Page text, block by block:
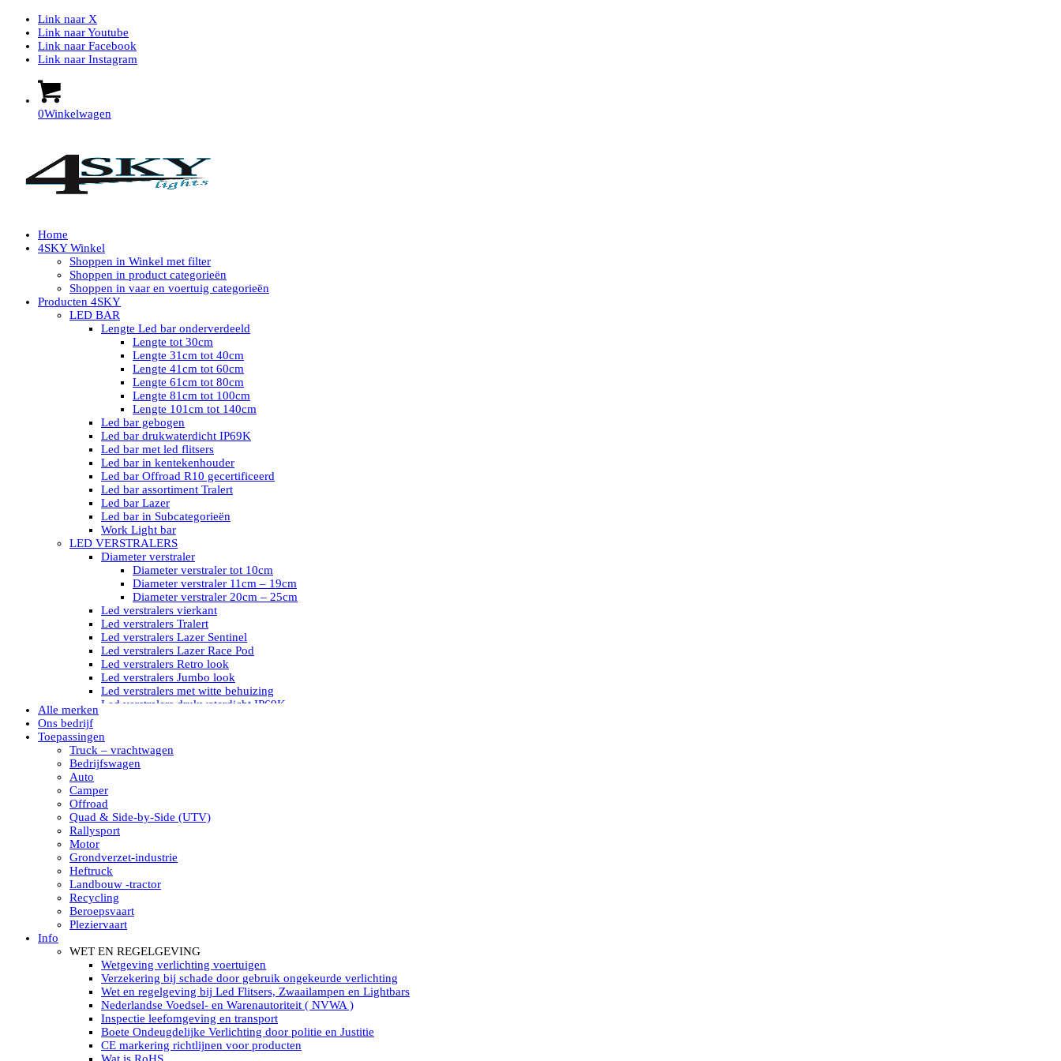
Link naar X
Link naar Youtube
Link naar Facebook
Link naar Instagram
0Winkelwagen
Home
4SKY Winkel
Shoppen in Winkel met filter
Shoppen in product categorieën
Shoppen in vaar en voertuig categorieën
Producten 4SKY
LED BAR
Lengte Led bar onderverdeeld
Lengte tot 30cm
Lengte 31cm tot 40cm
Lengte 41cm tot 60cm
Lengte 61cm tot 80cm
Lengte 81cm tot 100cm
Lengte 101cm tot 140cm
Led bar gebogen
Led bar drukwaterdicht IP69K
Led bar met led flitsers
Led bar in kentekenhouder
Led bar Offroad R10 gecertificeerd
Led bar assortiment Tralert
Led bar Lazer
Led bar in Subcategorieën
Work Light bar
LED VERSTRALERS
Diameter verstraler
Diameter verstraler tot 10cm
Diameter verstraler 11cm – 19cm
Diameter verstraler 20cm – 25cm
Led verstralers vierkant
Led verstralers Tralert
Led verstralers Lazer Sentinel
Led verstralers Lazer Race Pod
Led verstralers Retro look
Led verstralers Jumbo look
Led verstralers met witte behuizing
Led verstralers drukwaterdicht IP69K
LED WERKLAMPEN
Model werklamp
Led werklamp vierkant
Led werklamp ovaal
Led werklamp kleur wit
Combinatie LED werklampen
Led achteruitrijverlichting
Led onderbouw achteruitrijlamp
Led werklamp industrieel
Led veiligheidsverlichting
Led werklamp tractor
Led werklamp ADR
Led werklamp drukwaterdicht IP69K
Led werklampen assortiment Tralert
Led breedstralers Lazer
Led werklampen in Subcategorieën
LED WERKVERLICHTING
LED’s work werklamp met accu
LED’s work werklamp portable 220V
LED’s work werklamp Hybride
Led lichtslang 220 Volt
LED’s work werklamp met statief 220V
Alle merken
Ons bedrijf
Toepassingen
Truck – vrachtwagen
Bedrijfswagen
Auto
Camper
Offroad
Quad & Side-by-Side (UTV)
Rallysport
Motor
Grondverzet-industrie
Heftruck
Landbouw -tractor
Recycling
Beroepsvaart
Pleziervaart
Info
WET EN REGELGEVING
Wetgeving verlichting voertuigen
Verzekering bij schade door gebruik ongekeurde verlichting
Wet en regelgeving bij Led Flitsers, Zwaailampen en Lightbars
Nederlandse Voedsel- en Warenautoriteit ( NVWA )
Inspectie leefomgeving en transport
Boete Ondeugdelijke Verlichting door politie en Justitie
CE markering richtlijnen voor producten